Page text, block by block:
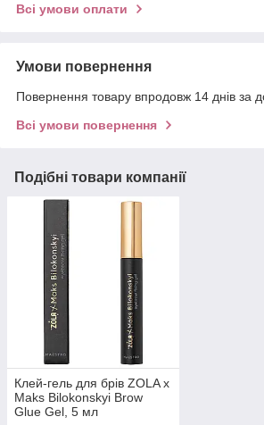
Всі умови оплати
Умови повернення
Повернення товару впродовж 14 днів за
Всі умови повернення
Подібні товари компанії
Клей-гель для брів ZOLA x
Maks Bilokonskyi Brow
Glue Gel, 5 мл